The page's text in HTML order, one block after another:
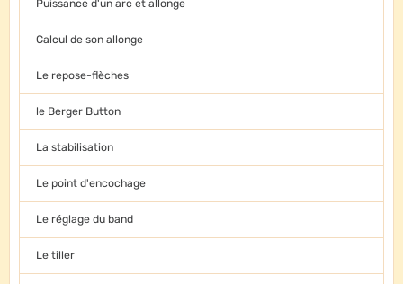
Puissance d'un arc et allonge
Calcul de son allonge
Le repose-flèches
le Berger Button
La stabilisation
Le point d'encochage
Le réglage du band
Le tiller